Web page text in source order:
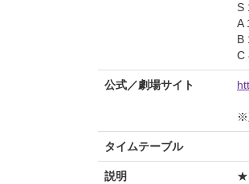
S
A
B
C
公式／劇場サイト
※
タイムテーブル
説明